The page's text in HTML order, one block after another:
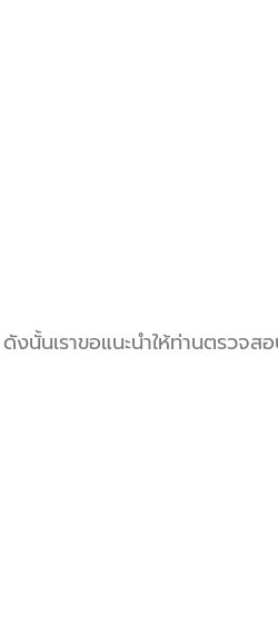
นเราขอแนะนำให้ท่านตรวจสอ